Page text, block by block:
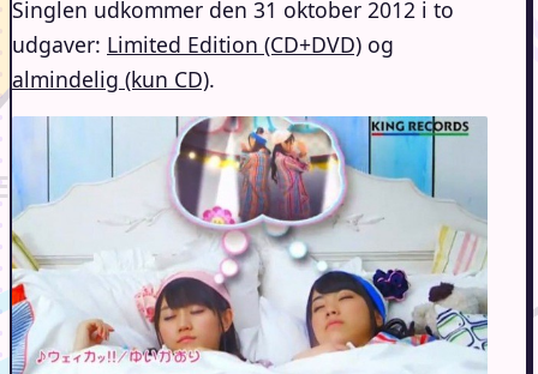
Singlen udkommer den 31 oktober 2012 i to
udgaver: Limited Edition (CD+DVD) og
almindelig (kun CD).